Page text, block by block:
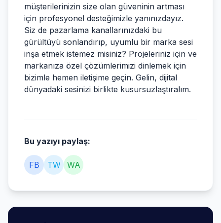
müşterilerinizin size olan güveninin artması
için profesyonel desteğimizle yanınızdayız.
Siz de pazarlama kanallarınızdaki bu
gürültüyü sonlandırıp, uyumlu bir marka sesi
inşa etmek istemez misiniz? Projeleriniz için ve
markanıza özel çözümlerimizi dinlemek için
bizimle hemen iletişime geçin. Gelin, dijital
dünyadaki sesinizi birlikte kusursuzlaştıralım.
Bu yazıyı paylaş:
FB TW WA